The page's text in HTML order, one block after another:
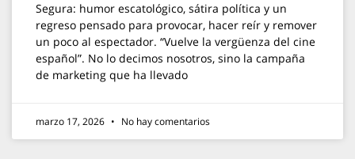
Segura: humor escatológico, sátira política y un
regreso pensado para provocar, hacer reír y remover
un poco al espectador. “Vuelve la vergüenza del cine
español”. No lo decimos nosotros, sino la campaña
de marketing que ha llevado
marzo 17, 2026 No hay comentarios